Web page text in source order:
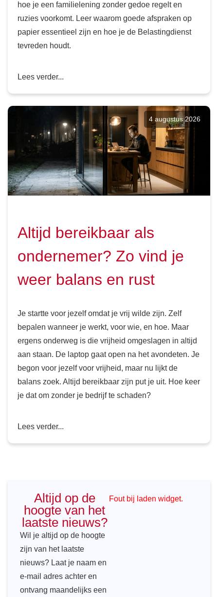
hoe je een familielening zonder gedoe regelt en
ruzies voorkomt. Leer waarom goede afspraken op
papier essentieel zijn en hoe je de Belastingdienst
tevreden houdt.
Lees verder...
4 augustus 2026
Altijd bereikbaar als
ondernemer? Zo vind je
weer balans en rust
Je startte voor jezelf omdat je vrij wilde zijn. Zelf
bepalen wanneer je werkt, voor wie, en hoe. Maar
ergens onderweg is die vrijheid omgeslagen in altijd
aan staan. De laptop gaat open na het avondeten. Je
begon voor jezelf voor vrijheid, maar nu lijkt de
balans zoek. Altijd bereikbaar zijn put je uit. Hoe keer
je dat om zonder je bedrijf te schaden?
Lees verder...
Altijd op de
hoogte van het
laatste nieuws?
Wil je altijd op de hoogte
zijn van het laatste
nieuws? Laat je naam en
e-mail adres achter en
ontvang maandelijks een
Fout bij laden widget.